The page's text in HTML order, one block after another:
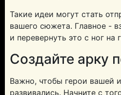
Такие идеи могут стать
вашего сюжета. Главное -
и перевернуть это с ног на
Создайте арку
Важно, чтобы герои вашей
развивались. Начните с